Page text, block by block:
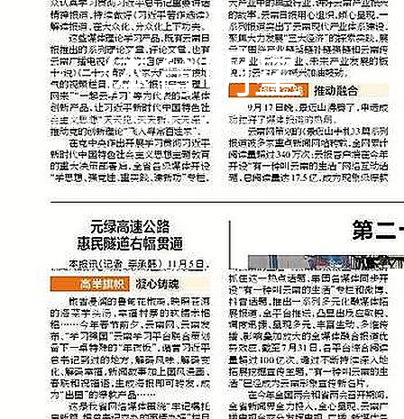
体育明星
东京奥运会举重冠军候志慧与家人共庆胜利时刻